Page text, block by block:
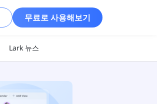
무료로 사용해보기
Lark 뉴스